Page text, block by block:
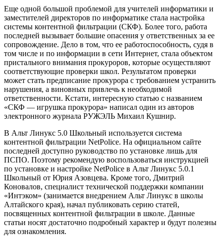
Еще одной большой проблемой для учителей информатики и
заместителей директоров по информатике стала настройка
системы контентной фильтрации (СКФ). Более того, работа
последней вызывает большие опасения у ответственных за ее
сопровождение. Дело в том, что ее работоспособность, судя в
том числе и по информации в сети Интернет, стала объектом
пристального внимания прокуроров, которые осуществляют
соответствующие проверки школ. Результатом проверки
может стать предписание прокурора с требованием устранить
нарушения, а виновных привлечь к необходимой
ответственности. Кстати, интересную статью с названием
«СКФ — игрушка прокурора» написал один из авторов
электронного журнала РУЖЭЛЬ Михаил Кушнир.
В Альт Линукс 5.0 Школьный используется система
контентной фильтрации NetPolice. На официальном сайте
последней доступно руководство по установке лишь для
ПСПО. Поэтому рекомендую воспользоваться инструкцией
по установке и настройке NetPolice в Альт Линукс 5.0.1
Школьный от Юрия Азовцева. Кроме того, Дмитрий
Коновалов, специалист технической поддержки компании
«Интэком» (занимается внедрением Альт Линукс в школы
Алтайского края), начал публиковать серию статей,
посвященных контентной фильтрации в школе. Данные
статьи носят достаточно подробный характер и будут полезны
для ознакомления.